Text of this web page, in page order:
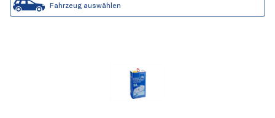
Fahrzeug auswählen